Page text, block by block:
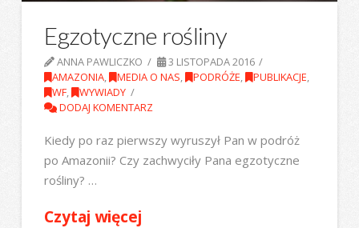
Egzotyczne rośliny
ANNA PAWLICZKO
3 LISTOPADA 2016
AMAZONIA, MEDIA O NAS, PODRÓŻE, PUBLIKACJE,
WF, WYWIADY
DODAJ KOMENTARZ
Kiedy po raz pierwszy wyruszył Pan w podróż
po Amazonii? Czy zachwyciły Pana egzotyczne
rośliny? …
Czytaj więcej